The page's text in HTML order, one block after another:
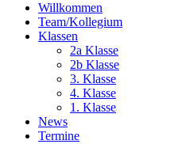
Willkommen
Team/Kollegium
Klassen
2a Klasse
2b Klasse
3. Klasse
4. Klasse
1. Klasse
News
Termine